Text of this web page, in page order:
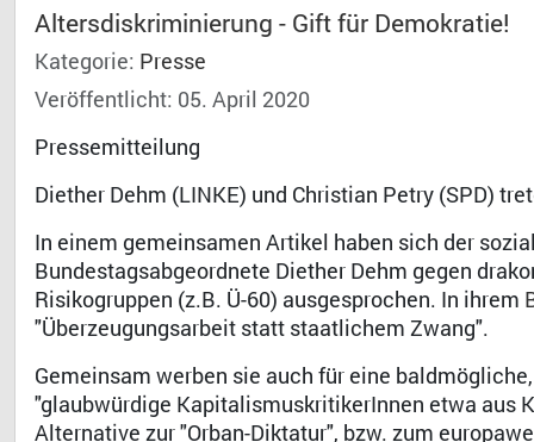
Altersdiskriminierung - Gift für Demokratie!
Kategorie: Presse
Veröffentlicht: 05. April 2020
Pressemitteilung
Diether Dehm (LINKE) und Christian Petry (SPD)
In einem gemeinsamen Artikel haben sich der
Bundestagsabgeordnete Diether Dehm gegen
Risikogruppen (z.B. Ü-60) ausgesprochen. In ihrem
"Überzeugungsarbeit statt staatlichem Zwang".
Gemeinsam werben sie auch für eine
"glaubwürdige KapitalismuskritikerInnen etwa aus
Alternative zur "Orban-Diktatur", bzw. zum